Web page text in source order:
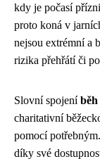
kdy je počasí
proto koná v
nejsou extrémní a
rizika přehřátí či
Slovní spojení
charitativní
pomocí
díky své